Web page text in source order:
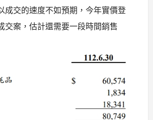
成交的速度不如預期，今年實價登
交案，估計還需要一段時間銷售